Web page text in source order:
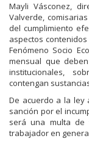
Mayli Vásconez,
Valverde,
del cumplimiento
aspectos
Fenómeno Socio
mensual que
institucionales,
contengan
De acuerdo a la ley
sanción por el
será una multa de
trabajador en